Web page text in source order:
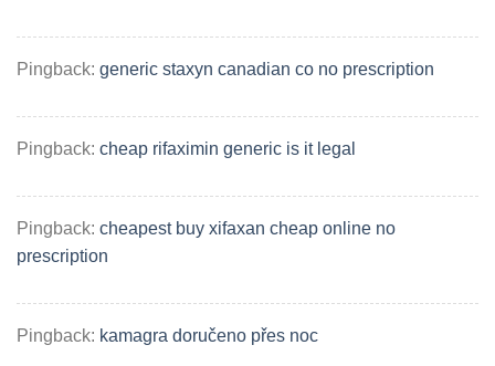
Pingback: generic staxyn canadian co no prescription
Pingback: cheap rifaximin generic is it legal
Pingback: cheapest buy xifaxan cheap online no
prescription
Pingback: kamagra doručeno přes noc